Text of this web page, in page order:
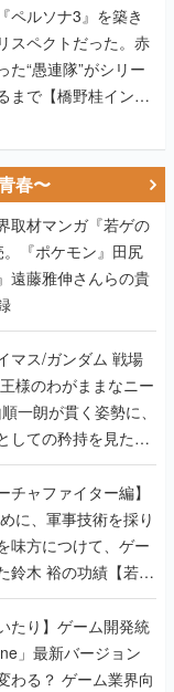
ペルソナ3』を築き
スペクトだった。赤
た“愚連隊”がシリー
まで【橋野桂インタ
春〜
取材マンガ『若ゲの
『ポケモン』田尻
遠藤雅伸さんらの貴
ス/ガンダム 戦場
様のわがままなニー
一朗が貫く姿勢に、
しての矜持を見た
】
チャファイター編】
に、軍事技術を採り
味方につけて、ゲー
鈴木 裕の功績【若ゲ
たり】ゲーム開発統
」最新バージョン
わる？ ゲーム業界向